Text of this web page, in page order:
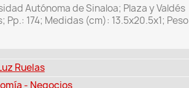
Autónoma de Sinaloa; Plaza y Valdés
174; Medidas (cm): 13.5x20.5x1; Peso
Ruelas
- Negocios